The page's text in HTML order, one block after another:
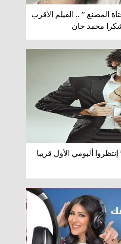
المصنع ” .. الفيلم الأقرب
محمد خان
ألبومي الأول قريبا